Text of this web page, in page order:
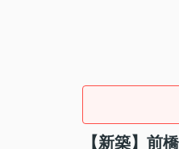
【新築】